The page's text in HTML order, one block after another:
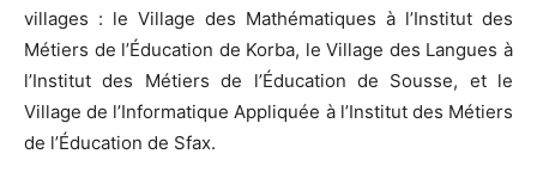
villages : le Village des Mathématiques à l’Institut des
Métiers de l’Éducation de Korba, le Village des Langues à
l’Institut des Métiers de l’Éducation de Sousse, et le
Village de l’Informatique Appliquée à l’Institut des Métiers
de l’Éducation de Sfax.